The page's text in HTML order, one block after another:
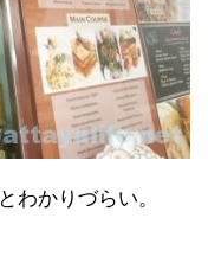
わかりづらい。